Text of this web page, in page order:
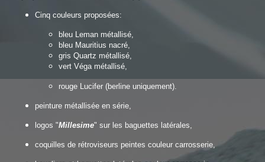
Cinq couleurs proposées:
bleu Leman métallisé,
bleu Mauritius nacré,
gris Quartz métallisé,
vert Véga métallisé,
rouge Lucifer (berline uniquement).
peinture métallisée en série,
logos "Millesime" sur les baguettes latérales,
coquilles de rétroviseurs peintes couleur carrosserie,